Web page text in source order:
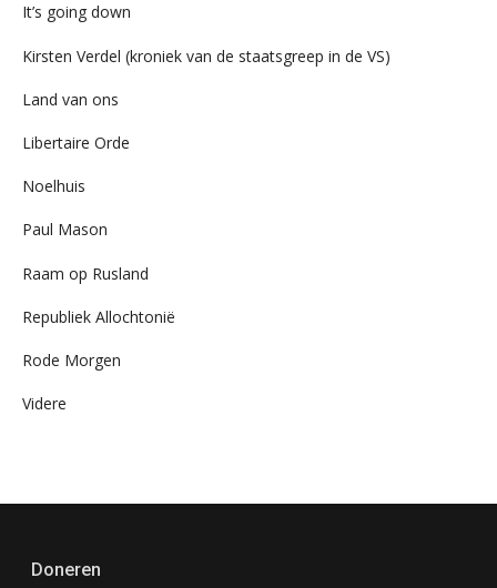
It’s going down
Kirsten Verdel (kroniek van de staatsgreep in de VS)
Land van ons
Libertaire Orde
Noelhuis
Paul Mason
Raam op Rusland
Republiek Allochtonië
Rode Morgen
Videre
Doneren